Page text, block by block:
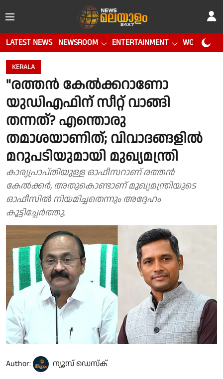
LATEST NEWS NEWSROOM ENTERTAINMENT WORLD CUP
KERALA
"രത്തൻ കേൽക്കറാണോ
യുഡിഎഫിന് സീറ്റ് വാങ്ങി
തന്നത്? എന്തൊരു
തമാശയാണിത്; വിവാദങ്ങളിൽ
മറുപടിയുമായി മുഖ്യമന്ത്രി
കാര്യപ്രാപ്തിയുള്ള ഓഫീസറാണ് രത്തൻ
കേൽക്കർ, അതുകൊണ്ടാണ് മുഖ്യമന്ത്രിയുടെ
ഓഫീസിൽ നിയമിച്ചതെന്നും അദ്ദേഹം
കൂട്ടിച്ചേർത്തു.
Author: ന്യൂസ് ഡെസ്ക്